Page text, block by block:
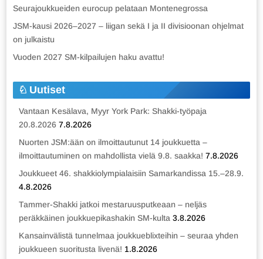
Seurajoukkueiden eurocup pelataan Montenegrossa
JSM-kausi 2026–2027 – liigan sekä I ja II divisioonan ohjelmat
on julkaistu
Vuoden 2027 SM-kilpailujen haku avattu!
Uutiset
Vantaan Kesälava, Myyr York Park: Shakki-työpaja
20.8.2026 7.8.2026
Nuorten JSM:ään on ilmoittautunut 14 joukkuetta –
ilmoittautuminen on mahdollista vielä 9.8. saakka! 7.8.2026
Joukkueet 46. shakkiolympialaisiin Samarkandissa 15.–28.9.
4.8.2026
Tammer-Shakki jatkoi mestaruusputkeaan – neljäs
peräkkäinen joukkuepikashakin SM-kulta 3.8.2026
Kansainvälistä tunnelmaa joukkueblixteihin – seuraa yhden
joukkueen suoritusta livenä! 1.8.2026